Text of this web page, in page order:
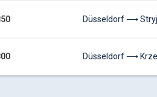
Düsseldorf ⟶ Stryj
Düsseldorf ⟶